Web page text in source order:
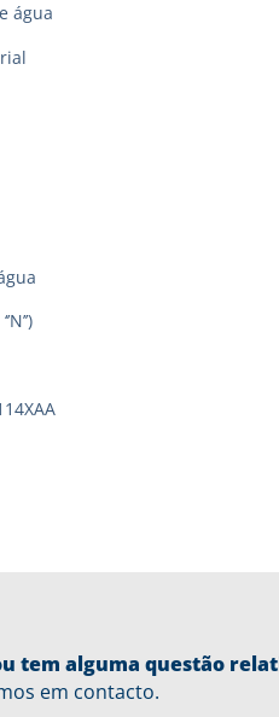
água
tem alguma questão
em contacto.